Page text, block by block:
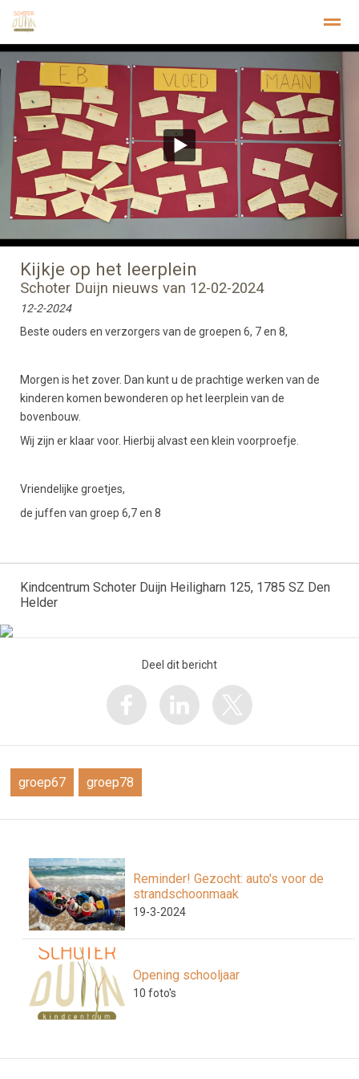
Welkom Privacy Stichting Kopwerk
Home Zoeken Foto's Pagina's
Kijkje op het leerplein
Schoter Duijn nieuws van 12-02-2024
12-2-2024
Beste ouders en verzorgers van de groepen 6, 7 en 8,
Morgen is het zover. Dan kunt u de prachtige werken van de
kinderen komen bewonderen op het leerplein van de
bovenbouw.
Wij zijn er klaar voor. Hierbij alvast een klein voorproefje.
Vriendelijke groetjes,
de juffen van groep 6,7 en 8
Kindcentrum Schoter Duijn Heiligharn 125, 1785 SZ Den
Helder
Deel dit bericht
groep67 groep78
Reminder! Gezocht: auto's voor de
strandschoonmaak
19-3-2024
Opening schooljaar
10 foto's